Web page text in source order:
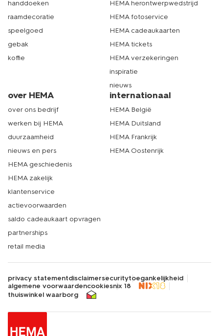
handdoeken
raamdecoratie
speelgoed
gebak
koffie
HEMA herontwerpwedstrijd
HEMA fotoservice
HEMA cadeaukaarten
HEMA tickets
HEMA verzekeringen
inspiratie
nieuws
over HEMA
over ons bedrijf
werken bij HEMA
duurzaamheid
nieuws en pers
HEMA geschiedenis
HEMA zakelijk
klantenservice
actievoorwaarden
saldo cadeaukaart opvragen
partnerships
retail media
internationaal
HEMA België
HEMA Duitsland
HEMA Frankrijk
HEMA Oostenrijk
privacy statementdisclaimersecuritytoegankelijkheid
algemene voorwaardencookiesnix 18
thuiswinkel waarborg